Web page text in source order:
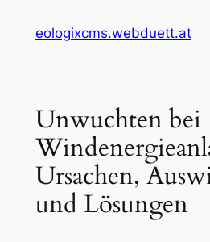
Inhalteologixcms.webduett.at
Unwuchten bei
Ursachen,
und Lösungen